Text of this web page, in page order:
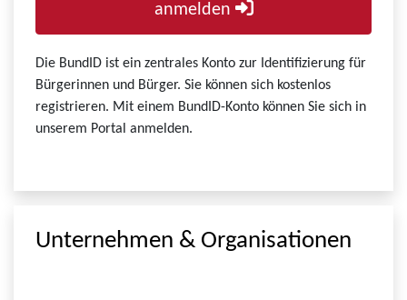
anmelden
Die BundID ist ein zentrales Konto zur Identifizierung für
Bürgerinnen und Bürger. Sie können sich kostenlos
registrieren. Mit einem BundID-Konto können Sie sich in
unserem Portal anmelden.
Unternehmen & Organisationen